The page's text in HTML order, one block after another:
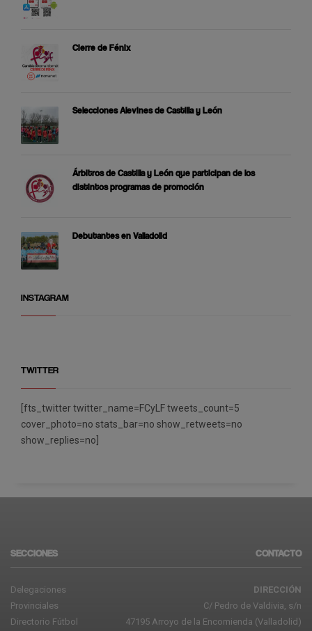
Cierre de Fénix
Selecciones Alevines de Castilla y León
Árbitros de Castilla y León que participan de los
distintos programas de promoción
Debutantes en Valladolid
INSTAGRAM
TWITTER
[fts_twitter twitter_name=FCyLF tweets_count=5
cover_photo=no stats_bar=no show_retweets=no
show_replies=no]
SECCIONES
Delegaciones
Provinciales
Directorio Fútbol
CONTACTO
DIRECCIÓN
C/ Pedro de Valdivia, s/n
47195 Arroyo de la Encomienda (Valladolid)